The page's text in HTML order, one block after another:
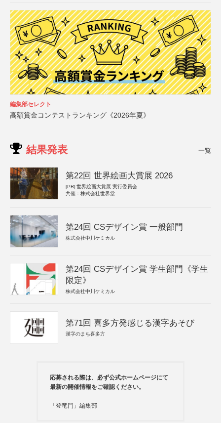
編集部セレクト
高額賞金コンテストランキング《2026年夏》
結果発表 一覧
第22回 世界絵画大賞展 2026
[PR] 世界絵画大賞展 実行委員会
共催：株式会社世界堂
第24回 CSデザイン賞 一般部門
株式会社中川ケミカル
第24回 CSデザイン賞 学生部門《学生
限定》
株式会社中川ケミカル
第71回 喜多方発感じる漢字あそび
漢字のまち喜多方
応募される際は、必ず公式ホームページにて
最新の開催情報をご確認ください。
「登竜門」編集部